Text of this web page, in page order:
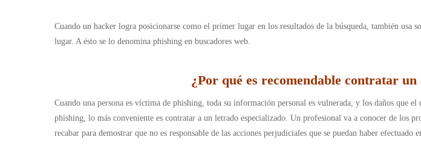
Cuando un hacker logra posicionarse como el primer lugar en los resultados de la búsqueda, también
lugar. A ésto se lo denomina phishing en buscadores web.
¿Por qué es recomendable contratar
Cuando una persona es víctima de phishing, toda su información personal es vulnerada, y los daños que
phishing, lo más conveniente es contratar a un letrado especializado. Un profesional va a conocer de los
recabar para demostrar que no es responsable de las acciones perjudiciales que se puedan haber efectuado